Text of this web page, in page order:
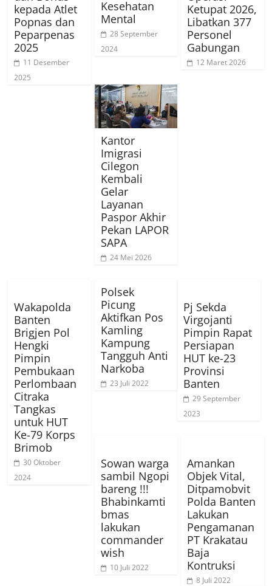
kepada Atlet
Popnas dan
Peparpenas
2025
11 Desember
2025
Kesehatan
Mental
28 September
2024
Ketupat 2026,
Libatkan 377
Personel
Gabungan
12 Maret 2026
Kantor
Imigrasi
Cilegon
Kembali
Gelar
Layanan
Paspor Akhir
Pekan LAPOR
SAPA
24 Mei 2026
Wakapolda
Banten
Brigjen Pol
Hengki
Pimpin
Pembukaan
Perlombaan
Citraka
Tangkas
untuk HUT
Ke-79 Korps
Brimob
30 Oktober
2024
Polsek
Picung
Aktifkan Pos
Kamling
Kampung
Tangguh Anti
Narkoba
23 Juli 2022
Pj Sekda
Virgojanti
Pimpin Rapat
Persiapan
HUT ke-23
Provinsi
Banten
29 September
2023
Sowan warga
sambil Ngopi
bareng !!!
Bhabinkamti
bmas
lakukan
commander
wish
10 Juli 2022
Amankan
Objek Vital,
Ditpamobvit
Polda Banten
Lakukan
Pengamanan
PT Krakatau
Baja
Kontruksi
8 Juli 2022